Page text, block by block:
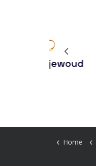
Previous
Home